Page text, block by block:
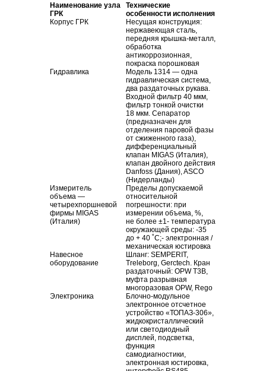
Наименование узла
ГРК
Технические
особенности исполнения
Корпус ГРК
Несущая конструкция:
нержавеющая сталь,
передняя крышка-металл
обработка
антикоррозионная,
покраска порошковая
Гидравлика
Модель 1314 — одна
гидравлическая система,
два раздаточных рукава.
Входной фильтр 40 мкм,
фильтр тонкой очистки
18 мкм. Сепаратор
(предназначен для
отделения паровой фазы
от сжиженного газа),
дифференциальный
клапан MIGAS (Италия),
клапан двойного действия
Danfoss (Дания), ASCO
(Нидерланды)
Измеритель
объема —
четырехпоршневой
фирмы MIGAS
(Италия)
Пределы допускаемой
относительной
погрешности: при
измерении объема, %,
не более ±1- температура
окружающей среды: -35
до + 40 ˚С;- электронная /
механическая юстировка
Навесное
оборудование
Шланг: SEMPERIT,
Treleborg, Gerctech. Кран
раздаточный: OPW T3B,
муфта разрывная
многоразовая OPW, Rego
Электроника
Блочно-модульное
электронное отсчетное
устройство «ТОПАЗ-306»
жидкокристаллический
или светодиодный
дисплей, подсветка,
функция
самодиагностики,
электронная юстировка,